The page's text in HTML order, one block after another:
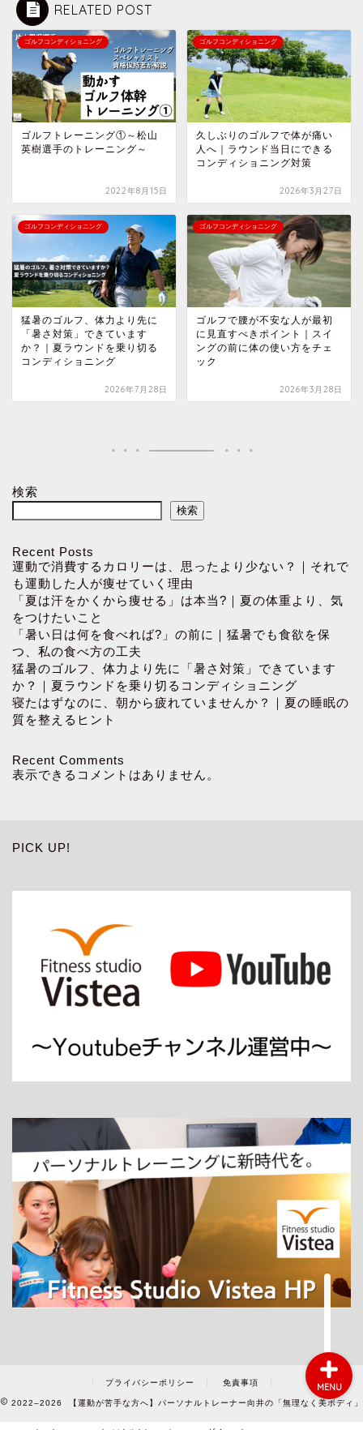
RELATED POST
ゴルフコンディショニング
ゴルフトレーニング①～松山
英樹選手のトレーニング～
2022年8月15日
ゴルフコンディショニング
久しぶりのゴルフで体が痛い
人へ｜ラウンド当日にできる
コンディショニング対策
2026年3月27日
ゴルフコンディショニング
猛暑のゴルフ、体力より先に
「暑さ対策」できています
か？｜夏ラウンドを乗り切る
コンディショニング
2026年7月28日
ゴルフコンディショニング
ゴルフで腰が不安な人が最初
に見直すべきポイント｜スイ
ングの前に体の使い方をチェ
ック
2026年3月28日
検索
検索
Recent Posts
運動で消費するカロリーは、思ったより少ない？｜それで
も運動した人が痩せていく理由
「夏は汗をかくから痩せる」は本当?｜夏の体重より、気
をつけたいこと
「暑い日は何を食べれば?」の前に｜猛暑でも食欲を保
つ、私の食べ方の工夫
猛暑のゴルフ、体力より先に「暑さ対策」できています
か？｜夏ラウンドを乗り切るコンディショニング
寝たはずなのに、朝から疲れていませんか？｜夏の睡眠の
質を整えるヒント
Recent Comments
表示できるコメントはありません。
PICK UP!
プライバシーポリシー 免責事項
2022–2026 【運動が苦手な方へ】パーソナルトレーナー向井の「無理なく美ボディ」
MENU
ホーム
パーソナルトレーニング
ダイエット